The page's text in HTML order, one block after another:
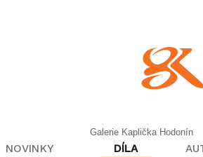
Galerie Kaplička Hodonín
NOVINKY DÍLA